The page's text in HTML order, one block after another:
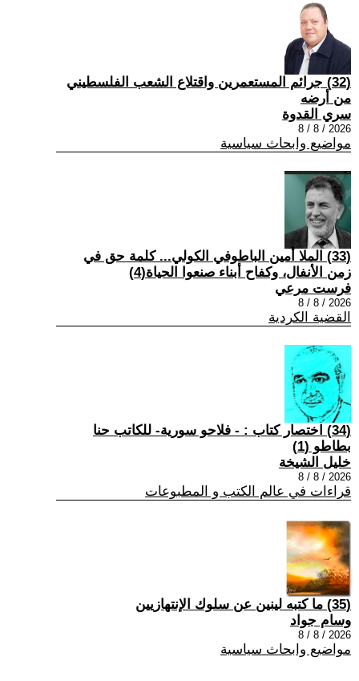
(32) جرائم المستعمرين واقتلاع الشعب الفلسطيني
من أرضه
سري القدوة
2026 / 8 / 8
مواضيع وابحاث سياسية
(33) الملا أمين الباطوفي الكولي... كلمة حق في
زمن الأنفال، وكفاح أبناء صنعوا الحياة(4)
فرست مرعي
2026 / 8 / 8
القضية الكردية
(34) اختصار كتاب : - فلاحو سورية- للكاتب حنا
بطاطو (1)
خليل الشيخة
2026 / 8 / 8
قراءات في عالم الكتب و المطبوعات
(35) ما كتبه لينين عن سلوك الإنتهازيين
وسام جواد
2026 / 8 / 8
مواضيع وابحاث سياسية